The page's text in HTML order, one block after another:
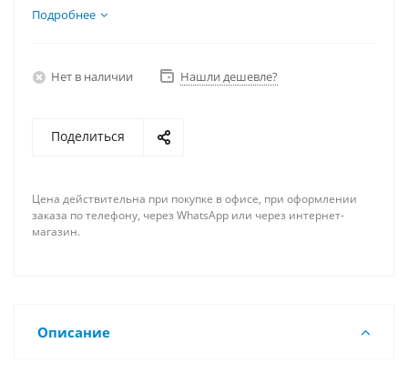
E, Видеокарта GTX 1650 4Гб, Память DDR4 32Gb,
Подробнее
Нет в наличии Нашли дешевле?
Поделиться
Цена действительна при покупке в офисе, при оформлении
заказа по телефону, через WhatsApp или через интернет-
магазин.
Описание